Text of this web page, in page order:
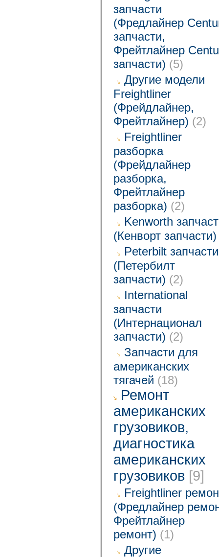
запчасти
(Фредлайнер
запчасти,
Фрейтлайнер
запчасти) (5)
Другие модели
Freightliner
(Фрейдлайнер,
Фрейтлайнер) (2)
Freightliner
разборка
(Фрейдлайнер
разборка,
Фрейтлайнер
разборка) (2)
Kenworth
(Кенворт запчасти)
Peterbilt запчасти
(Петербилт
запчасти) (2)
International
запчасти
(Интернационал
запчасти) (2)
Запчасти для
американских
тягачей (18)
Ремонт
американских
грузовиков,
диагностика
американских
грузовиков [9]
Freightliner
(Фредлайнер
Фрейтлайнер
ремонт) (1)
Другие